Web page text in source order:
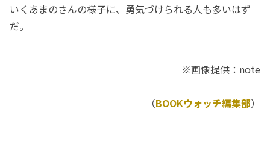
いくあまのさんの様子に、勇気づけられる人も多いはず
だ。
※画像提供：note
（BOOKウォッチ編集部）